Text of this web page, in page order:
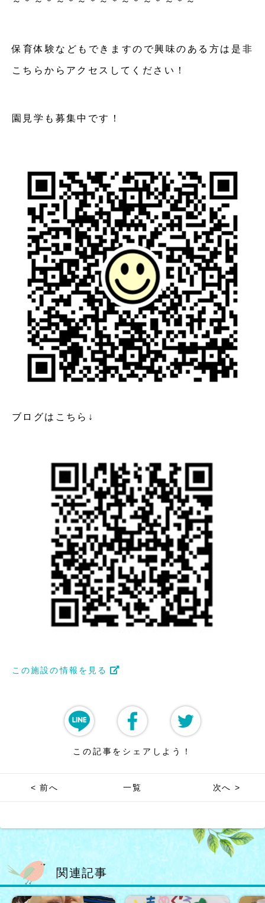
保育体験などもできますので興味のある方は是非
こちらからアクセスしてください！
園見学も募集中です！
ブログはこちら↓
この施設の情報を見る
この記事をシェアしよう！
< 前へ 一覧 次へ >
関連記事